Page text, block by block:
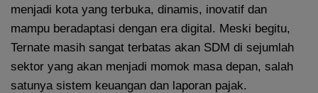
menjadi kota yang terbuka, dinamis, inovatif dan
mampu beradaptasi dengan era digital. Meski begitu,
Ternate masih sangat terbatas akan SDM di sejumlah
sektor yang akan menjadi momok masa depan, salah
satunya sistem keuangan dan laporan pajak.